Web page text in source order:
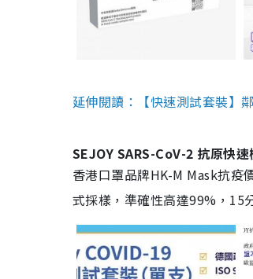
延伸閱讀：【快速測試套裝】
SEJOY SARS-CoV-2 抗原快速
香港口罩品牌HK-M Mask抗疫
式採樣，準確性高達99%，15